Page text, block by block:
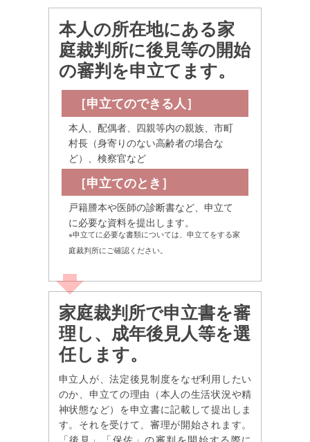
本人の所在地にある家
庭裁判所に後見等の開始
の審判を申立てます。
［申立てのできる人］
本人、配偶者、四親等内の親族、市町
村長（身寄りのない高齢者の場合な
ど）、検察官など
［申立てのとき］
戸籍謄本や医師の診断書など、申立て
に必要な資料を提出します。
※申立てに必要な書類については、申立てをする家
庭裁判所にご確認ください。
家庭裁判所で申立書を審
理し、成年後見人等を選
任します。
申立人が、法定後見制度をなぜ利用したい
のか、申立ての理由（本人の生活状況や精
神状態など）を申立書に記載して提出しま
す。それを受けて、審理が開始されます。
「後見」「保佐」の審判を開始する際に